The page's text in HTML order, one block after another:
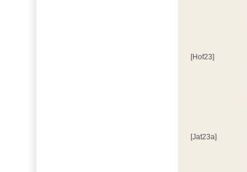
[Hof23]
[Jat23a]